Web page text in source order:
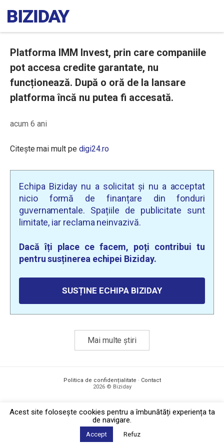
Platforma IMM Invest, prin care companiile
pot accesa credite garantate, nu
funcționează. După o oră de la lansare
platforma încă nu putea fi accesată.
acum 6 ani
Citește mai mult pe digi24.ro
Echipa Biziday nu a solicitat și nu a acceptat
nicio formă de finanțare din fonduri
guvernamentale. Spațiile de publicitate sunt
limitate, iar reclama neinvazivă.
Dacă îți place ce facem, poți contribui tu
pentru susținerea echipei Biziday.
SUSȚINE ECHIPA BIZIDAY
Mai multe știri
Politica de confidențialitate · Contact
2026 © Biziday
Acest site foloseşte cookies pentru a îmbunătăți experiența ta
de navigare.
Accept Refuz